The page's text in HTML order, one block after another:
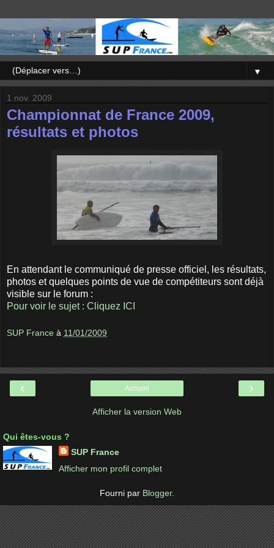
▼
1 nov. 2009
Championnat de France 2009,
résultats et photos
En attendant le communiqué de presse officiel, les résultats,
photos et quelques points de vue de compétiteurs sont déjà
visible sur le forum :
Pour voir le sujet : Cliquez ICI
SUP France à 11/01/2009
‹ ›
Accueil
Afficher la version Web
Qui êtes-vous ?
SUP France
Afficher mon profil complet
Fourni par Blogger.